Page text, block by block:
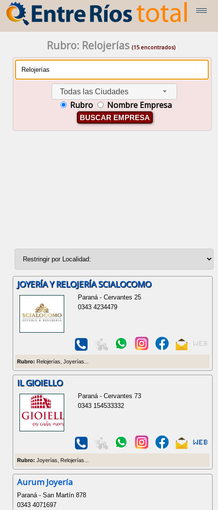
Rubro: Relojerías(15 encontrados)
Todas las Ciudades
Rubro Nombre Empresa
BUSCAR EMPRESA
JOYERÍA Y RELOJERÍA SCIALOCOMO
Paraná - Cervantes 25
0343 4234479
Rubro: Relojerías, Joyerías...
IL GIOIELLO
Paraná - Cervantes 73
0343 154533332
Rubro: Joyerías, Relojerías...
Aurum Joyería
Paraná - San Martín 878
0343 4071697